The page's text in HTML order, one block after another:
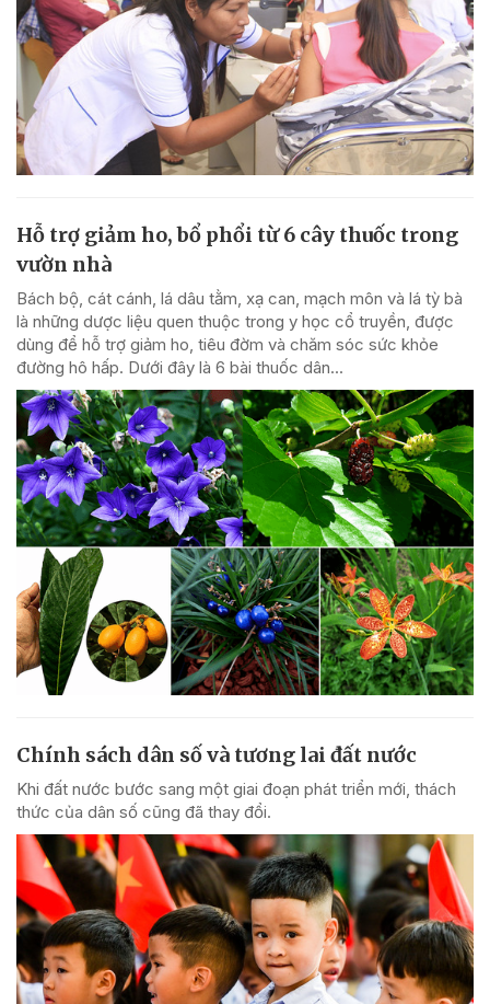
Hỗ trợ giảm ho, bổ phổi từ 6 cây thuốc trong
vườn nhà
Bách bộ, cát cánh, lá dâu tằm, xạ can, mạch môn và lá tỳ bà
là những dược liệu quen thuộc trong y học cổ truyền, được
dùng để hỗ trợ giảm ho, tiêu đờm và chăm sóc sức khỏe
đường hô hấp. Dưới đây là 6 bài thuốc dân...
Chính sách dân số và tương lai đất nước
Khi đất nước bước sang một giai đoạn phát triển mới, thách
thức của dân số cũng đã thay đổi.